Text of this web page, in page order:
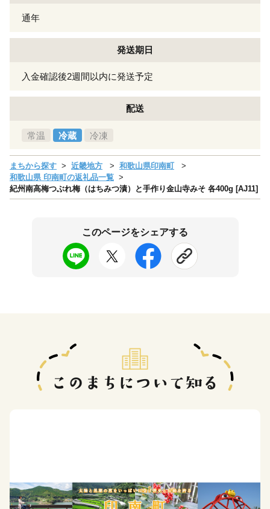
通年
発送期日
入金確認後2週間以内に発送予定
配送
常温 冷蔵 冷凍
まちから探す 近畿地方
和歌山県印南町
和歌山県 印南町の返礼品一覧
紀州南高梅つぶれ梅（はちみつ漬）と手作り金山寺みそ 各400g [AJ11]
このページをシェアする